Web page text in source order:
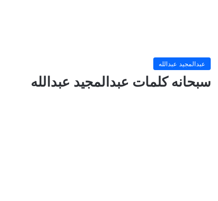
عبدالمجيد عبدالله
سبحانه كلمات عبدالمجيد عبدالله